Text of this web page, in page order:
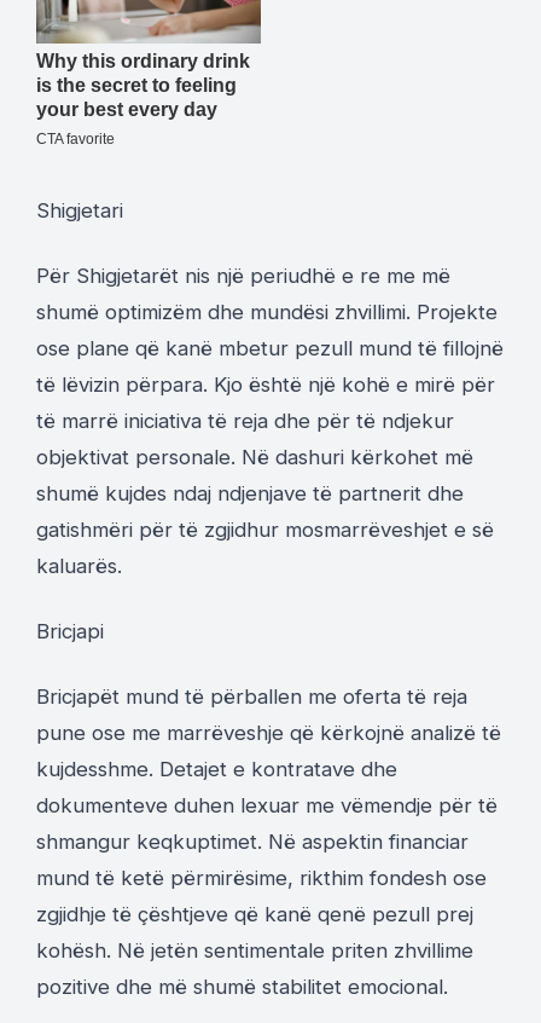
Shigjetari
Për Shigjetarët nis një periudhë e re me më
shumë optimizëm dhe mundësi zhvillimi. Projekte
ose plane që kanë mbetur pezull mund të fillojnë
të lëvizin përpara. Kjo është një kohë e mirë për
të marrë iniciativa të reja dhe për të ndjekur
objektivat personale. Në dashuri kërkohet më
shumë kujdes ndaj ndjenjave të partnerit dhe
gatishmëri për të zgjidhur mosmarrëveshjet e së
kaluarës.
Bricjapi
Bricjapët mund të përballen me oferta të reja
pune ose me marrëveshje që kërkojnë analizë të
kujdesshme. Detajet e kontratave dhe
dokumenteve duhen lexuar me vëmendje për të
shmangur keqkuptimet. Në aspektin financiar
mund të ketë përmirësime, rikthim fondesh ose
zgjidhje të çështjeve që kanë qenë pezull prej
kohësh. Në jetën sentimentale priten zhvillime
pozitive dhe më shumë stabilitet emocional.